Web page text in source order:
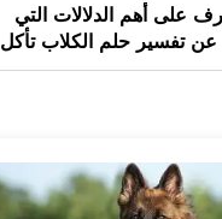
على أهم الدلالات التي
عن تفسير حلم الكلاب تأكل